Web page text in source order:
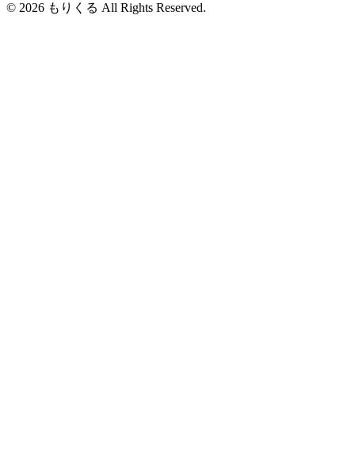
© 2026 もりくる All Rights Reserved.